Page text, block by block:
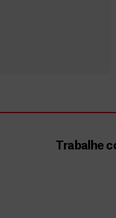
Trabalhe